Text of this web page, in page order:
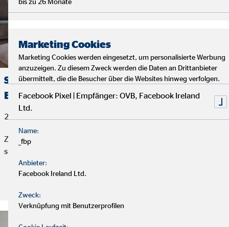
Sachbearbeiter*in Vertriebsservice für den
Bereich Bestandsbetreuung (m/w/d)
29. Juli 2026
Zur Verstärkung unseres Innendienstes suchen wir
schnellstmöglich in Teilzeit eine*n
Marketing Cookies
Marketing Cookies werden eingesetzt, um personalisierte Werbung
anzuzeigen. Zu diesem Zweck werden die Daten an Drittanbieter
übermittelt, die die Besucher über die Websites hinweg verfolgen.
Facebook Pixel | Empfänger: OVB, Facebook Ireland
Ltd.
Name:
_fbp
Anbieter:
Facebook Ireland Ltd.
Zweck:
Verknüpfung mit Benutzerprofilen